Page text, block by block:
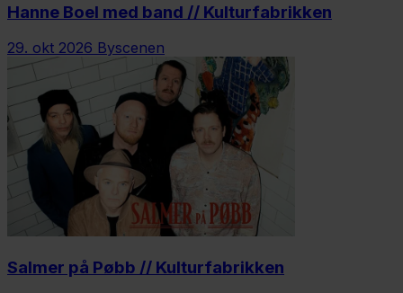
Hanne Boel med band // Kulturfabrikken
29. okt 2026 Byscenen
Salmer på Pøbb // Kulturfabrikken